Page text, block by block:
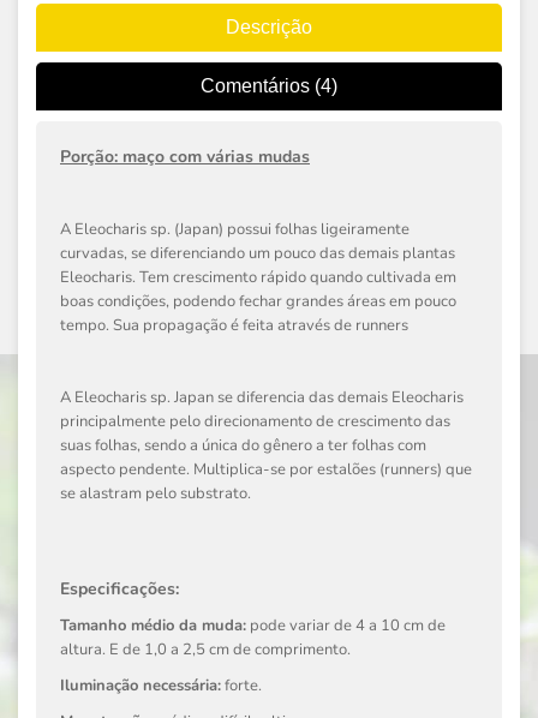
Descrição
Comentários (4)
Porção: maço com várias mudas
A Eleocharis sp. (Japan) possui folhas ligeiramente
curvadas, se diferenciando um pouco das demais plantas
Eleocharis. Tem crescimento rápido quando cultivada em
boas condições, podendo fechar grandes áreas em pouco
tempo. Sua propagação é feita através de runners
A Eleocharis sp. Japan se diferencia das demais Eleocharis
principalmente pelo direcionamento de crescimento das
suas folhas, sendo a única do gênero a ter folhas com
aspecto pendente. Multiplica-se por estalões (runners) que
se alastram pelo substrato.
Especificações:
Tamanho médio da muda: pode variar de 4 a 10 cm de
altura. E de 1,0 a 2,5 cm de comprimento.
Iluminação necessária:forte.